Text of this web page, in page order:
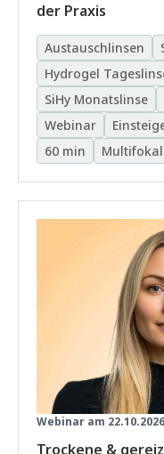
der Praxis
Austauschlinsen
Hydrogel
SiHy Monatslinse
Webinar
60 min
Multifokal
Webinar am
Trockene &